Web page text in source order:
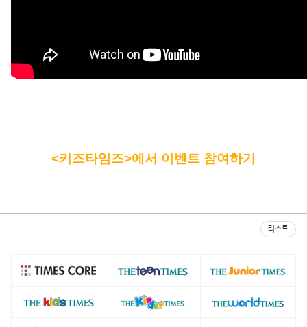
<키즈타임즈>에서 이벤트 참여하기
리스트